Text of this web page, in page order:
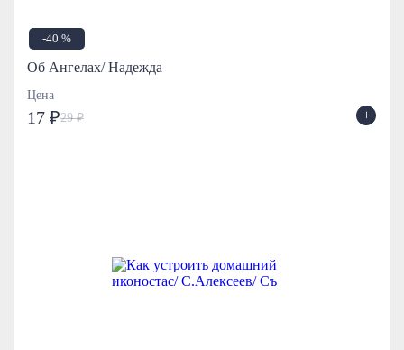
-40 %
Об Ангелах/ Надежда
Цена
17 ₽29 ₽ +